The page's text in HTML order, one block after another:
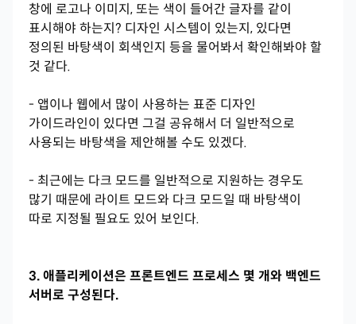
창에 로고나 이미지, 또는 색이 들어간 글자를 같이
표시해야 하는지? 디자인 시스템이 있는지, 있다면
정의된 바탕색이 회색인지 등을 물어봐서 확인해봐야 할
것 같다.
- 앱이나 웹에서 많이 사용하는 표준 디자인
가이드라인이 있다면 그걸 공유해서 더 일반적으로
사용되는 바탕색을 제안해볼 수도 있겠다.
- 최근에는 다크 모드를 일반적으로 지원하는 경우도
많기 때문에 라이트 모드와 다크 모드일 때 바탕색이
따로 지정될 필요도 있어 보인다.
3. 애플리케이션은 프론트엔드 프로세스 몇 개와 백엔드
서버로 구성된다.